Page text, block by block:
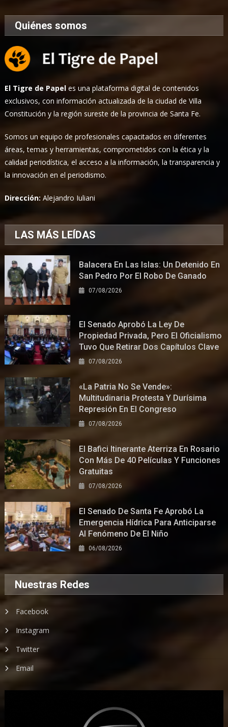
Quiénes somos
El Tigre de Papel es una plataforma digital de contenidos
exclusivos, con información actualizada de la ciudad de Villa
Constitución y la región sureste de la provincia de Santa Fe.
Somos un equipo de profesionales capacitados en diferentes
áreas, temas y herramientas, comprometidos con la ética y la
calidad periodística, el acceso a la información, la transparencia y
la innovación en el periodismo.
Dirección:Alejandro Iuliani
LAS MÁS LEÍDAS
Balacera En Las Islas: Un Detenido En
San Pedro Por El Robo De Ganado
07/08/2026
El Senado Aprobó La Ley De
Propiedad Privada, Pero El Oficialismo
Tuvo Que Retirar Dos Capítulos Clave
07/08/2026
«La Patria No Se Vende»:
Multitudinaria Protesta Y Durísima
Represión En El Congreso
07/08/2026
El Bafici Itinerante Aterriza En Rosario
Con Más De 40 Películas Y Funciones
Gratuitas
07/08/2026
El Senado De Santa Fe Aprobó La
Emergencia Hídrica Para Anticiparse
Al Fenómeno De El Niño
06/08/2026
Nuestras Redes
Facebook
Instagram
Twitter
Email